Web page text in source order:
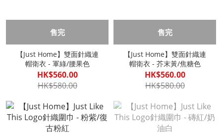
售完
【Just Home】雙面針織連
帽衛衣 - 軍綠/腰果色
HK$560.00
HK$580.00
售完
【Just Home】雙面針織連
帽衛衣 - 芥末黃/焦糖色
HK$560.00
HK$580.00